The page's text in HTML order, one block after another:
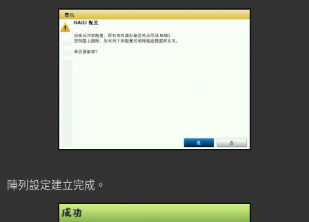
陣列設定建立完成。